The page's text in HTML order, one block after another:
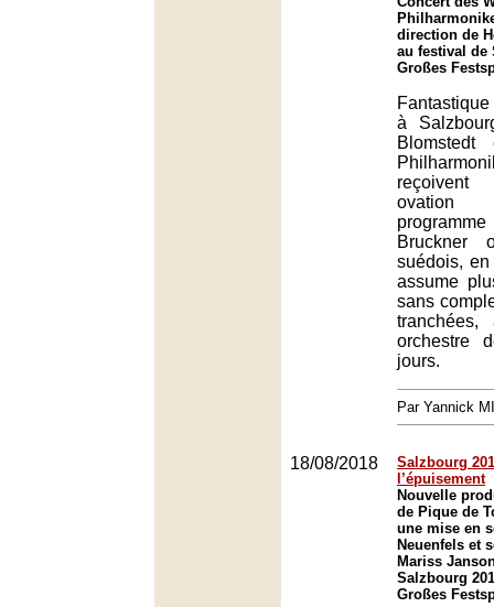
direction de
au festival de
Großes
à
reçoivent
Bruckner
suédois,
assume
sans
orchestre
jours.
Par Yannick
18/08/2018
Salzbourg
l’épuisement
Nouvelle
de Pique de
une mise en
Neuenfels et
Mariss
Salzbourg
Großes